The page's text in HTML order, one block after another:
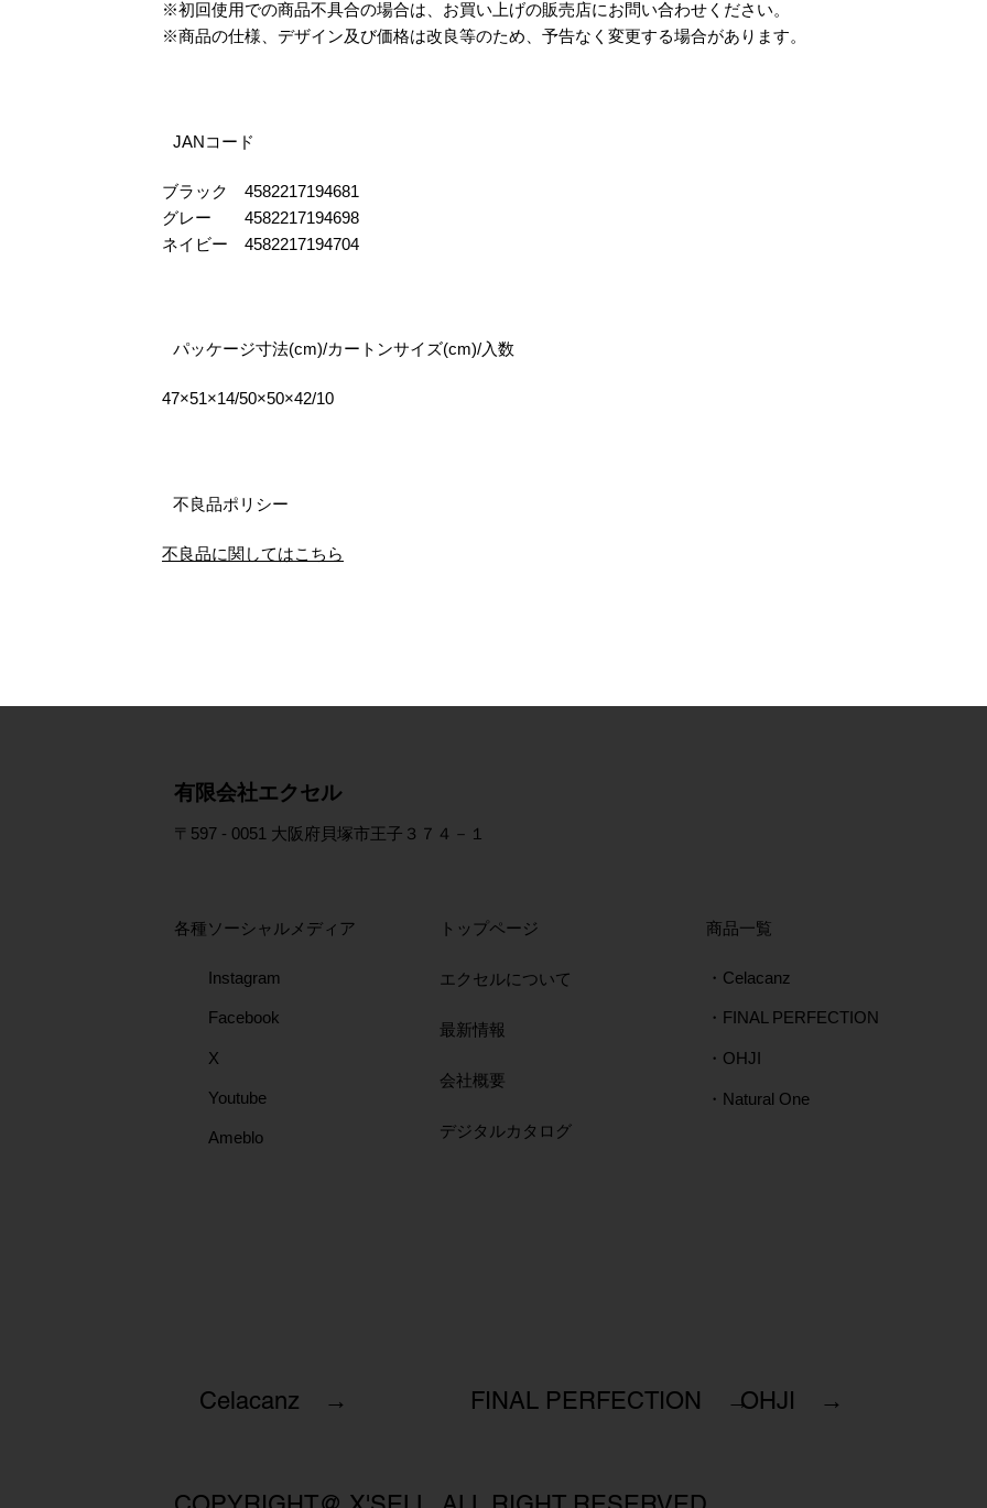
※初回使用での商品不具合の場合は、お買い上げの販売店にお問い合わせください。
※商品の仕様、デザイン及び価格は改良等のため、予告なく変更する場合があります。
JANコード
ブラック 4582217194681
グレー 4582217194698
ネイビー 4582217194704
不良品ポリシー
不良品に関してはこちら
パッケージ寸法(cm)/カートンサイズ(cm)/入数
47×51×14/50×50×42/10
​有限会社エクセル
〒597 - 0051 大阪府貝塚市王子３７４－１
各種ソーシャルメディア
Instagram
Facebook
X
Youtube
Ameblo
トップページ
エクセルについて
最新情報
会社概要
​デジタルカタログ
​商品一覧
・Celacanz
・FINAL PERFECTION
・OHJI
・Natural One
Celacanz → FINAL PERFECTION →OHJI →